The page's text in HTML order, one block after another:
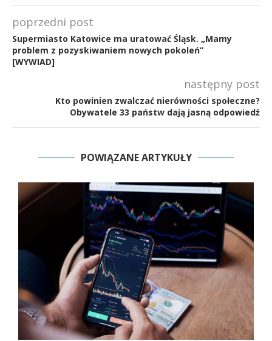
poprzedni post
Supermiasto Katowice ma uratować Śląsk. „Mamy
problem z pozyskiwaniem nowych pokoleń”
[WYWIAD]
następny post
Kto powinien zwalczać nierówności społeczne?
Obywatele 33 państw dają jasną odpowiedź
POWIĄZANE ARTYKUŁY